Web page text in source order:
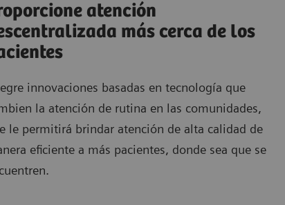
atención
más cerca de los
innovaciones basadas en tecnología que
la atención de rutina en las comunidades,
le permitirá brindar atención de alta calidad de
eficiente a más pacientes, donde sea que se